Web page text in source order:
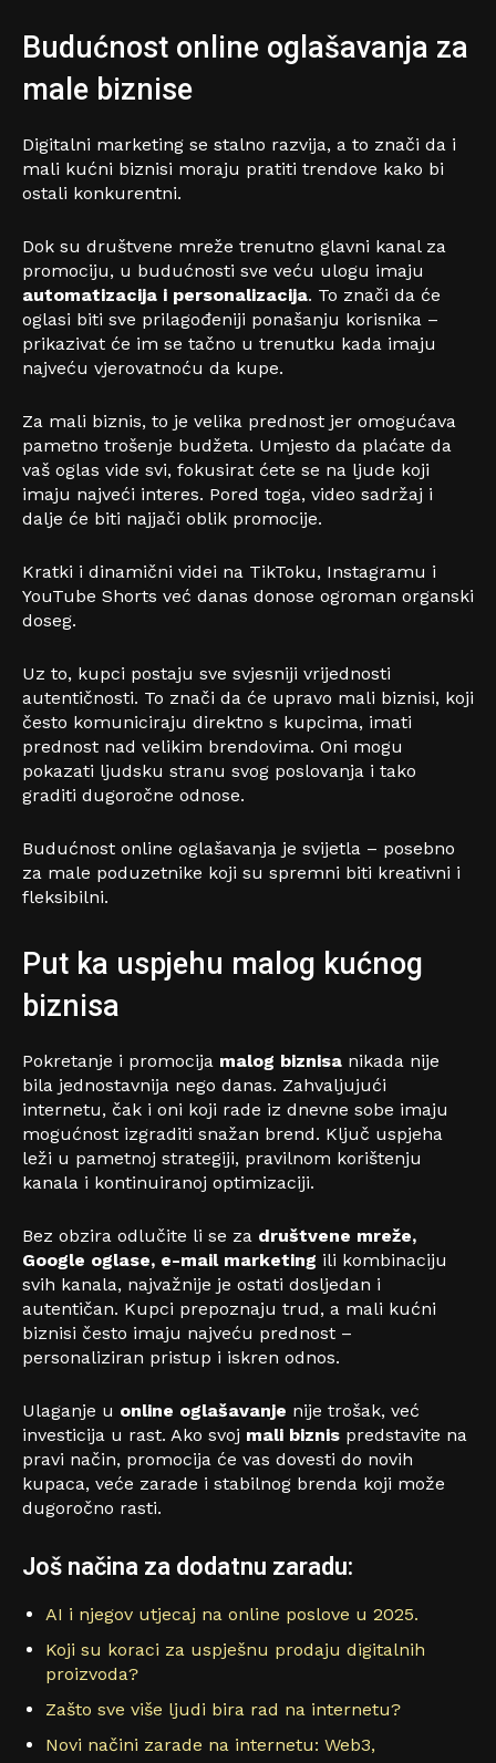
Budućnost online oglašavanja za
male biznise
Digitalni marketing se stalno razvija, a to znači da i
mali kućni biznisi moraju pratiti trendove kako bi
ostali konkurentni.
Dok su društvene mreže trenutno glavni kanal za
promociju, u budućnosti sve veću ulogu imaju
automatizacija i personalizacija. To znači da će
oglasi biti sve prilagođeniji ponašanju korisnika –
prikazivat će im se tačno u trenutku kada imaju
najveću vjerovatnoću da kupe.
Za mali biznis, to je velika prednost jer omogućava
pametno trošenje budžeta. Umjesto da plaćate da
vaš oglas vide svi, fokusirat ćete se na ljude koji
imaju najveći interes. Pored toga, video sadržaj i
dalje će biti najjači oblik promocije.
Kratki i dinamični videi na TikToku, Instagramu i
YouTube Shorts već danas donose ogroman organski
doseg.
Uz to, kupci postaju sve svjesniji vrijednosti
autentičnosti. To znači da će upravo mali biznisi, koji
često komuniciraju direktno s kupcima, imati
prednost nad velikim brendovima. Oni mogu
pokazati ljudsku stranu svog poslovanja i tako
graditi dugoročne odnose.
Budućnost online oglašavanja je svijetla – posebno
za male poduzetnike koji su spremni biti kreativni i
fleksibilni.
Put ka uspjehu malog kućnog
biznisa
Pokretanje i promocija malog biznisa nikada nije
bila jednostavnija nego danas. Zahvaljujući
internetu, čak i oni koji rade iz dnevne sobe imaju
mogućnost izgraditi snažan brend. Ključ uspjeha
leži u pametnoj strategiji, pravilnom korištenju
kanala i kontinuiranoj optimizaciji.
Bez obzira odlučite li se za društvene mreže,
Google oglase, e-mail marketing ili kombinaciju
svih kanala, najvažnije je ostati dosljedan i
autentičan. Kupci prepoznaju trud, a mali kućni
biznisi često imaju najveću prednost –
personaliziran pristup i iskren odnos.
Ulaganje u online oglašavanje nije trošak, već
investicija u rast. Ako svoj mali biznis predstavite na
pravi način, promocija će vas dovesti do novih
kupaca, veće zarade i stabilnog brenda koji može
dugoročno rasti.
Još načina za dodatnu zaradu:
AI i njegov utjecaj na online poslove u 2025.
Koji su koraci za uspješnu prodaju digitalnih
proizvoda?
Zašto sve više ljudi bira rad na internetu?
Novi načini zarade na internetu: Web3,